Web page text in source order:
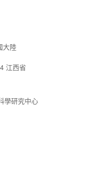
大陸
江西省
學研究中心